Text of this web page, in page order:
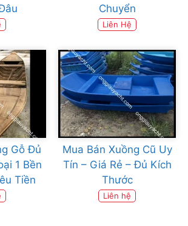
Chuyển
Liên Hệ
Gỗ Đủ
1 Bền
Tiền
Mua Bán Xuồng Cũ Uy
Tín – Giá Rẻ – Đủ Kích
Thước
Liên hệ